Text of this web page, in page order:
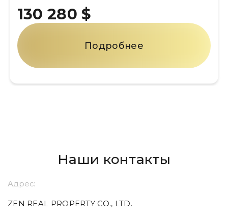
130 280 $
Подробнее
Наши контакты
Адрес:
ZEN REAL PROPERTY CO., LTD.